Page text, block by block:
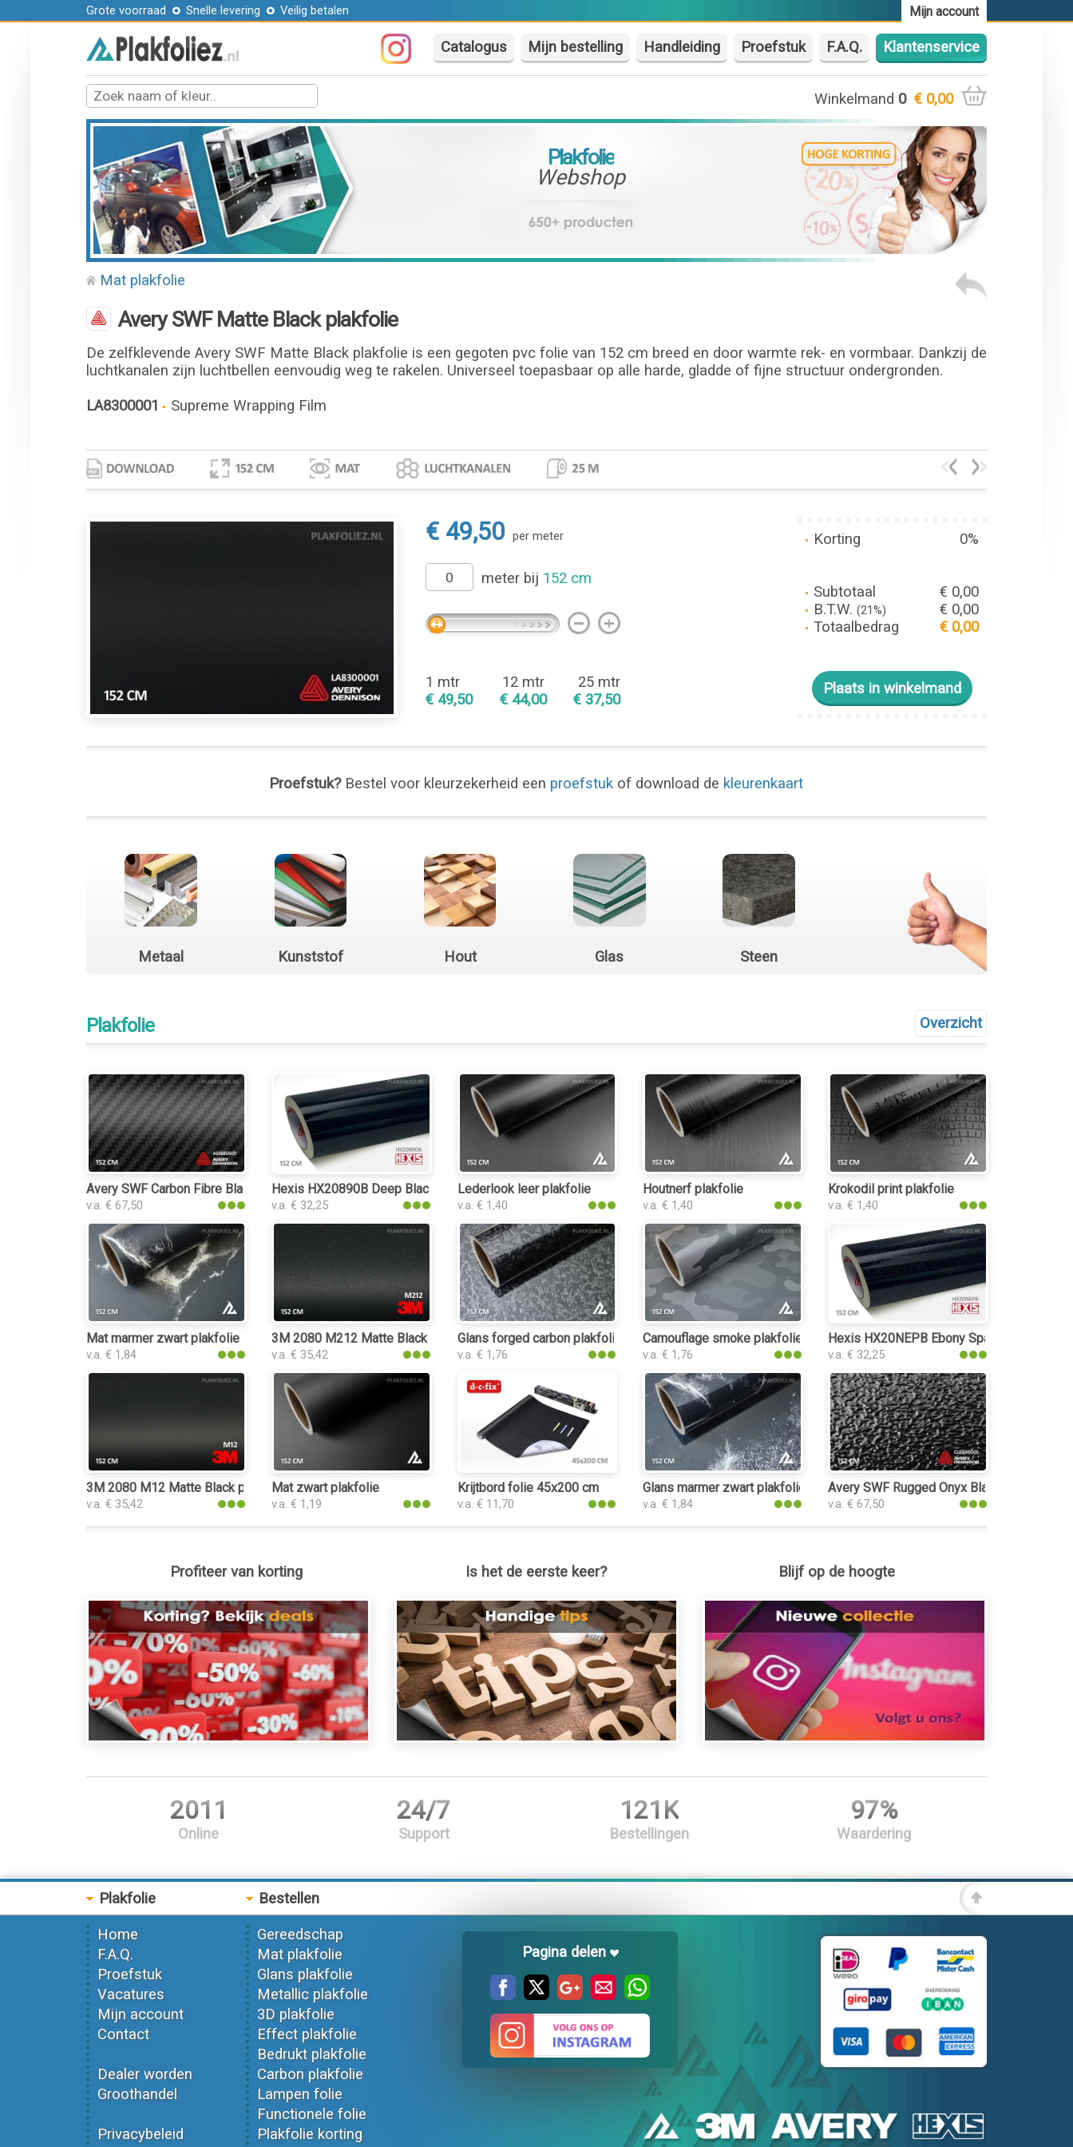
Mijn account
Grote voorraad Snelle levering Veilig betalen
Catalogus Mijn bestelling Handleiding Proefstuk F.A.Q. Klantenservice
Winkelmand 0 € 0,00
Plakfolie
Webshop
Mat plakfolie
Avery SWF Matte Black plakfolie
De zelfklevende Avery SWF Matte Black plakfolie is een gegoten pvc folie van 152 cm breed en door warmte rek- en vormbaar. Dankzij de
luchtkanalen zijn luchtbellen eenvoudig weg te rakelen. Universeel toepasbaar op alle harde, gladde of fijne structuur ondergronden.
LA8300001
Supreme Wrapping Film
€ 49,50 per meter
meter bij 152 cm
1 mtr
€ 49,50
12 mtr
€ 44,00
25 mtr
€ 37,50
Korting 0%
Subtotaal
€ 0,00
B.T.W. (21%)
€ 0,00
Totaalbedrag
€ 0,00
Proefstuk?Bestel voor kleurzekerheid een proefstuk of download de kleurenkaart
Metaal Kunststof Hout Glas Steen
Overzicht
Plakfolie
Avery SWF Carbon Fibre Black plakfolie
v.a. € 67,50
Hexis HX20890B Deep Black Gloss plakfolie
v.a. € 32,25
Lederlook leer plakfolie
v.a. € 1,40
Houtnerf plakfolie
v.a. € 1,40
Krokodil print plakfolie
v.a. € 1,40
Mat marmer zwart plakfolie
v.a. € 1,84
3M 2080 M212 Matte Black Metallic plakfolie
v.a. € 35,42
Glans forged carbon plakfolie
v.a. € 1,76
Camouflage smoke plakfolie
v.a. € 1,76
Hexis HX20NEPB Ebony Sparkle Black
v.a. € 32,25
3M 2080 M12 Matte Black plakfolie
v.a. € 35,42
Mat zwart plakfolie
v.a. € 1,19
Krijtbord folie 45x200 cm
v.a. € 11,70
Glans marmer zwart plakfolie
v.a. € 1,84
Avery SWF Rugged Onyx Black plakfolie
v.a. € 67,50
Profiteer van korting Is het de eerste keer? Blijf op de hoogte
2011
Online
24/7
Support
121K
Bestellingen
97%
Waardering
Plakfolie
Home
F.A.Q.
Proefstuk
Vacatures
Mijn account
Contact
Dealer worden
Groothandel
Privacybeleid
Bestellen
Gereedschap
Mat plakfolie
Glans plakfolie
Metallic plakfolie
3D plakfolie
Effect plakfolie
Bedrukt plakfolie
Carbon plakfolie
Lampen folie
Functionele folie
Plakfolie korting
Pagina delen